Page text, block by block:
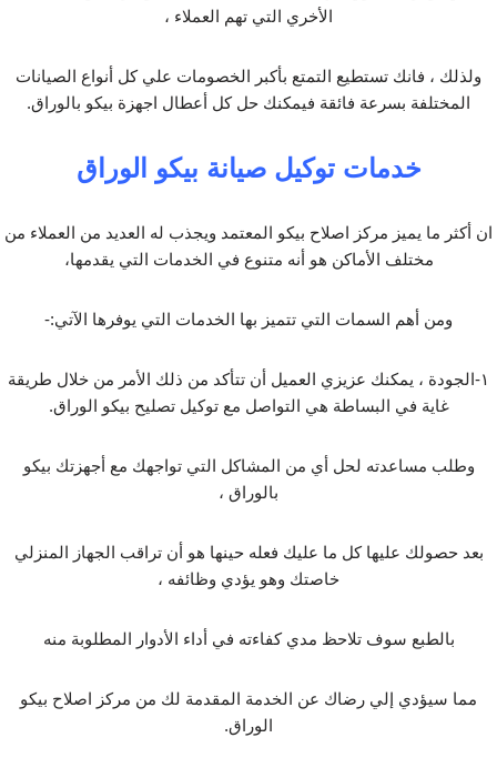
الأخري التي تهم العملاء ،
ولذلك ، فانك تستطيع التمتع بأكبر الخصومات علي كل أنواع الصيانات
المختلفة بسرعة فائقة فيمكنك حل كل أعطال اجهزة بيكو بالوراق.
خدمات توكيل صيانة بيكو الوراق
ان أكثر ما يميز مركز اصلاح بيكو المعتمد ويجذب له العديد من العملاء من
مختلف الأماكن هو أنه متنوع في الخدمات التي يقدمها،
ومن أهم السمات التي تتميز بها الخدمات التي يوفرها الآتي:-
١-الجودة ، يمكنك عزيزي العميل أن تتأكد من ذلك الأمر من خلال طريقة
غاية في البساطة هي التواصل مع توكيل تصليح بيكو الوراق.
وطلب مساعدته لحل أي من المشاكل التي تواجهك مع أجهزتك بيكو
بالوراق ،
بعد حصولك عليها كل ما عليك فعله حينها هو أن تراقب الجهاز المنزلي
خاصتك وهو يؤدي وظائفه ،
بالطبع سوف تلاحظ مدي كفاءته في أداء الأدوار المطلوبة منه
مما سيؤدي إلي رضاك عن الخدمة المقدمة لك من مركز اصلاح بيكو
الوراق.